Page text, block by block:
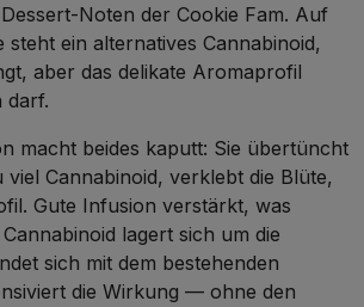
Noten der Cookie Fam. Auf
steht ein alternatives Cannabinoid,
aber das delikate Aromaprofil
darf.
macht beides kaputt: Sie übertüncht
viel Cannabinoid, verklebt die Blüte,
Gute Infusion verstärkt, was
lagert sich um die
sich mit dem bestehenden
die Wirkung — ohne den